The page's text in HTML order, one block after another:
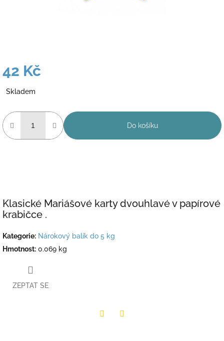
42 Kč
cena:
Skladem
Do košíku
Klasické Mariášové karty dvouhlavé v papírové
krabičce .
Kategorie: Nárokový balík do 5 kg
Hmotnost: 0.069 kg
ZEPTAT SE